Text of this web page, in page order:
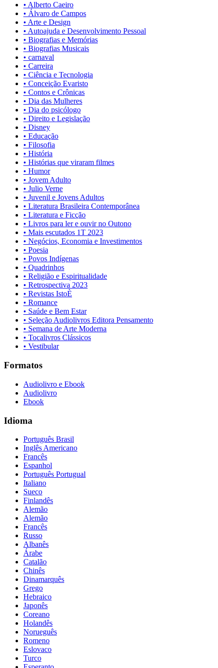
• Alberto Caeiro
• Álvaro de Campos
• Arte e Design
• Autoajuda e Desenvolvimento Pessoal
• Biografias e Memórias
• Biografias Musicais
• carnaval
• Carreira
• Ciência e Tecnologia
• Conceição Evaristo
• Contos e Crônicas
• Dia das Mulheres
• Dia do psicólogo
• Direito e Legislação
• Disney
• Educação
• Filosofia
• História
• Histórias que viraram filmes
• Humor
• Jovem Adulto
• Julio Verne
• Juvenil e Jovens Adultos
• Literatura Brasileira Contemporânea
• Literatura e Ficção
• Livros para ler e ouvir no Outono
• Mais escutados 1T 2023
• Negócios, Economia e Investimentos
• Poesia
• Povos Indígenas
• Quadrinhos
• Religião e Espiritualidade
• Retrospectiva 2023
• Revistas IstoÈ
• Romance
• Saúde e Bem Estar
• Seleção Audiolivros Editora Pensamento
• Semana de Arte Moderna
• Tocalivros Clássicos
• Vestibular
Formatos
Audiolivro e Ebook
Audiolivro
Ebook
Idioma
Português Brasil
Inglês Americano
Francês
Espanhol
Português Portugual
Italiano
Sueco
Finlandês
Alemão
Alemão
Francês
Russo
Albanês
Árabe
Catalão
Chinês
Dinamarquês
Grego
Hebraico
Japonês
Coreano
Holandês
Norueguês
Romeno
Eslovaco
Turco